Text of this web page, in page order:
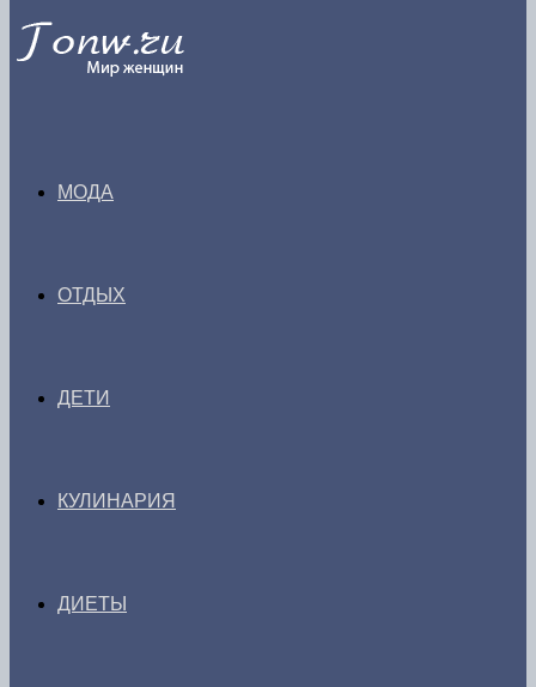
МОДА
ОТДЫХ
ДЕТИ
КУЛИНАРИЯ
ДИЕТЫ